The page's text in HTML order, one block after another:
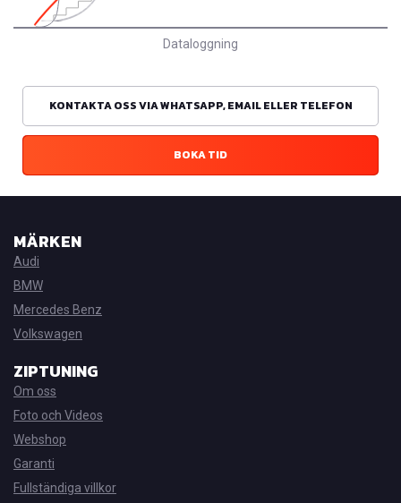
Dataloggning
KONTAKTA OSS VIA WHATSAPP, EMAIL ELLER TELEFON
BOKA TID
MÄRKEN
Audi
BMW
Mercedes Benz
Volkswagen
ZIPTUNING
Om oss
Foto och Videos
Webshop
Garanti
Fullständiga villkor